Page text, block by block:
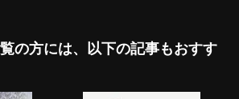
の方には、以下の記事もおすす